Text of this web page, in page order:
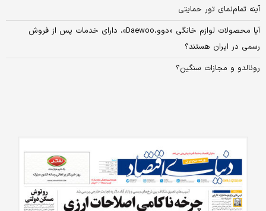
آ‌ینه تمام‌نمای تور حمایتی
آیا محصولات لوازم خانگی «دوو،Daewoo»، دارای خدمات پس از فروش
رسمی در ایران هستند؟
رونالدو و مجازات سنگین؟